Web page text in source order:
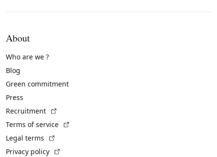
About
Who are we ?
Blog
Green commitment
Press
Recruitment
Terms of service
Legal terms
Privacy policy